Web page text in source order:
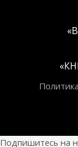
«
Подпишитесь на